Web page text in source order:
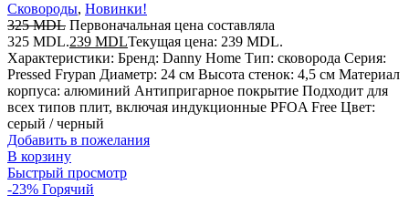
Сковороды, Новинки!
325MDL Первоначальная цена составляла
325 MDL.239 MDLТекущая цена: 239 MDL.
Характеристики: Бренд: Danny Home Тип: сковорода Серия:
Pressed Frypan Диаметр: 24 см Высота стенок: 4,5 см Материал
корпуса: алюминий Антипригарное покрытие Подходит для
всех типов плит, включая индукционные PFOA Free Цвет:
серый / черный
Добавить в пожелания
В корзину
Быстрый просмотр
-23% Горячий